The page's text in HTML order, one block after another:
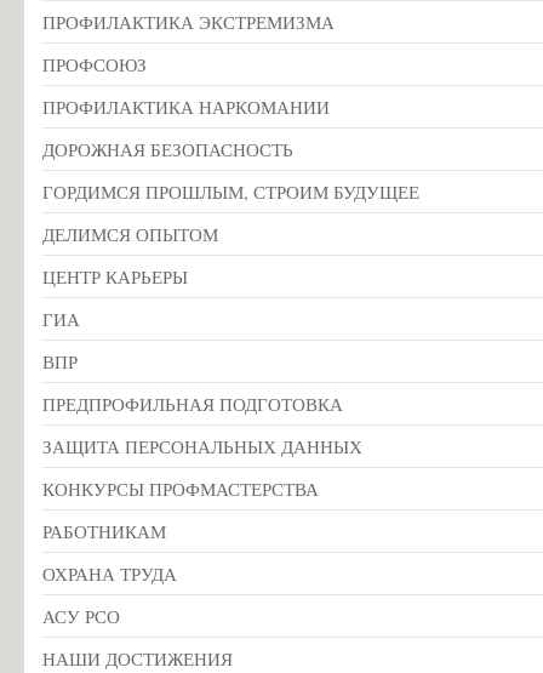
ПРОФИЛАКТИКА ЭКСТРЕМИЗМА
ПРОФСОЮЗ
ПРОФИЛАКТИКА НАРКОМАНИИ
ДОРОЖНАЯ БЕЗОПАСНОСТЬ
ГОРДИМСЯ ПРОШЛЫМ, СТРОИМ БУДУЩЕЕ
ДЕЛИМСЯ ОПЫТОМ
ЦЕНТР КАРЬЕРЫ
ГИА
ВПР
ПРЕДПРОФИЛЬНАЯ ПОДГОТОВКА
ЗАЩИТА ПЕРСОНАЛЬНЫХ ДАННЫХ
КОНКУРСЫ ПРОФМАСТЕРСТВА
РАБОТНИКАМ
ОХРАНА ТРУДА
АСУ РСО
НАШИ ДОСТИЖЕНИЯ